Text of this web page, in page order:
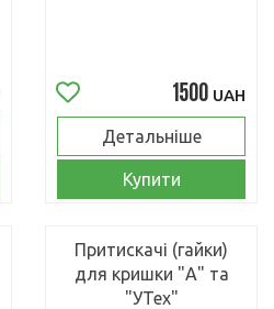
1500 UAH
Детальніше
Купити
Притискачі (гайки)
для кришки "А" та
"УТех"